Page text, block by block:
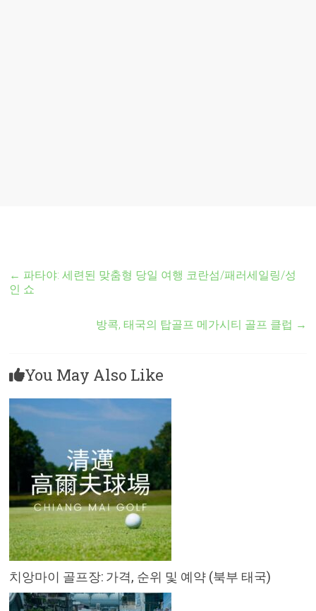
← 파타야: 세련된 맞춤형 당일 여행 코란섬/패러세일링/성
인 쇼
방콕, 태국의 탑골프 메가시티 골프 클럽 →
You May Also Like
치앙마이 골프장: 가격, 순위 및 예약 (북부 태국)